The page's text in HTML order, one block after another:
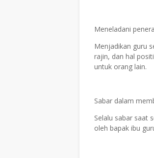
Meneladani
Menjadikan guru
rajin, dan hal
untuk orang lain.
Sabar dalam
Selalu sabar saat
oleh bapak ibu